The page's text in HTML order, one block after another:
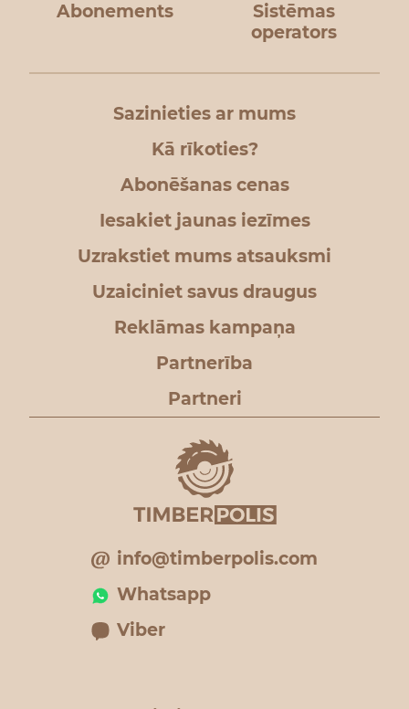
Abonements
Sistēmas
operators
Sazinieties ar mums
Kā rīkoties?
Abonēšanas cenas
Iesakiet jaunas iezīmes
Uzrakstiet mums atsauksmi
Uzaiciniet savus draugus
Reklāmas kampaņa
Partnerība
Partneri
info@timberpolis.com
Whatsapp
Viber